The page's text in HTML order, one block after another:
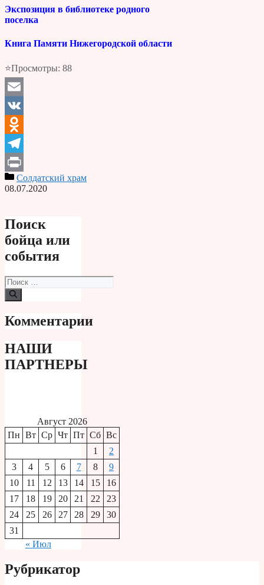
Экспозиция в библиотеке родного
поселка
Книга Памяти Нижегородской области
⭐Просмотры: 88
Email
VK
Odnoklassniki
Telegram
PrintСолдатский храм
08.07.2020
Поиск
бойца или
события
Поиск:
Комментарии
НАШИ
ПАРТНЕРЫ
Август 2026
Пн Вт Ср Чт Пт Сб Вс
1
2
3
4 5 6 7 8
9
10
11 12 13 14 15
16
17
18 19 20 21 22
23
24
25 26 27 28 29
30
31
« Июл
Рубрикатор